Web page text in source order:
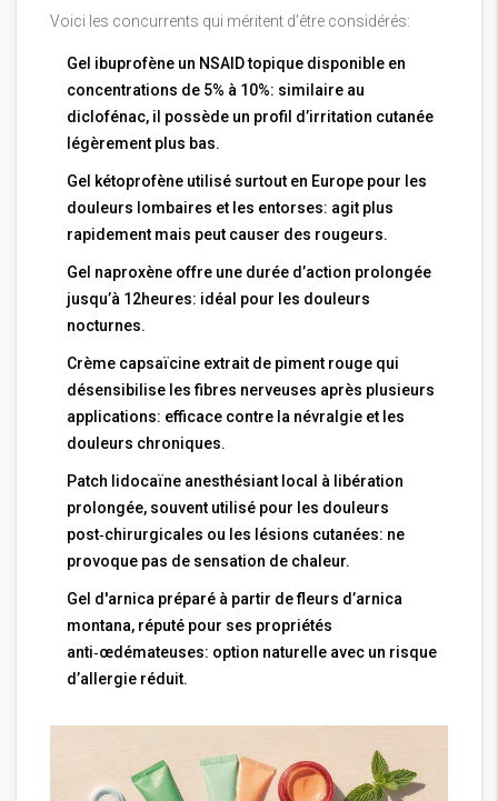
Voici les concurrents qui méritent d’être considérés:
Gel ibuprofène un NSAID topique disponible en
concentrations de 5% à 10%: similaire au
diclofénac, il possède un profil d’irritation cutanée
légèrement plus bas.
Gel kétoprofène utilisé surtout en Europe pour les
douleurs lombaires et les entorses: agit plus
rapidement mais peut causer des rougeurs.
Gel naproxène offre une durée d’action prolongée
jusqu’à 12heures: idéal pour les douleurs
nocturnes.
Crème capsaïcine extrait de piment rouge qui
désensibilise les fibres nerveuses après plusieurs
applications: efficace contre la névralgie et les
douleurs chroniques.
Patch lidocaïne anesthésiant local à libération
prolongée, souvent utilisé pour les douleurs
post‑chirurgicales ou les lésions cutanées: ne
provoque pas de sensation de chaleur.
Gel d'arnica préparé à partir de fleurs d’arnica
montana, réputé pour ses propriétés
anti‑œdémateuses: option naturelle avec un risque
d’allergie réduit.